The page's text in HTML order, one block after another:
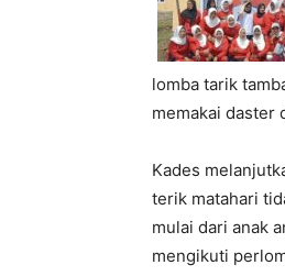
lomba tarik
memakai daster
Kades
terik matahari
mulai dari anak
mengikuti